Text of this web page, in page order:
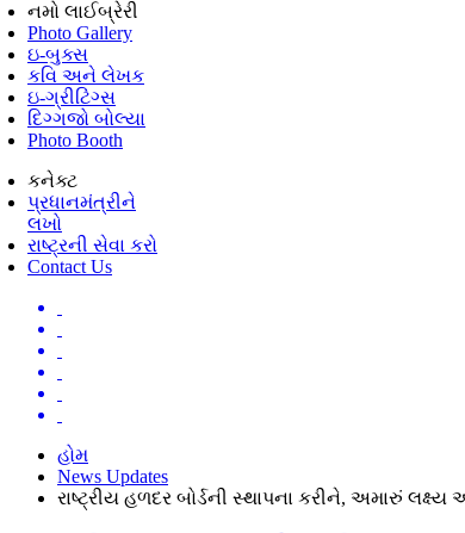
નમો લાઈબ્રેરી
Photo Gallery
ઇ-બુક્સ
કવિ અને લેખક
ઇ-ગ્રીટિંગ્સ
દિગ્ગજો બોલ્યા
Photo Booth
કનેક્ટ
પ્રધાનમંત્રીને
લખો
રાષ્ટ્રની સેવા કરો
Contact Us
હોમ
News Updates
રાષ્ટ્રીય હળદર બોર્ડની સ્થાપના કરીને, અમારું